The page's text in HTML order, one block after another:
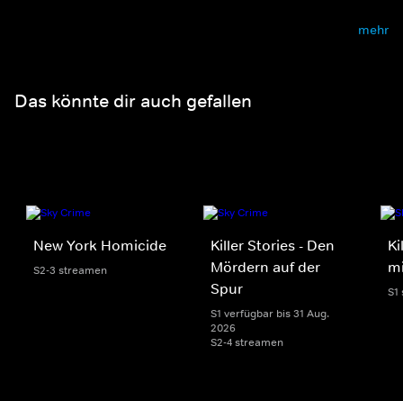
mehr
Das könnte dir auch gefallen
New York Homicide
S2-3 streamen
Killer Stories - Den
Mördern auf der
Spur
S1 verfügbar bis 31 Aug.
2026
S2-4 streamen